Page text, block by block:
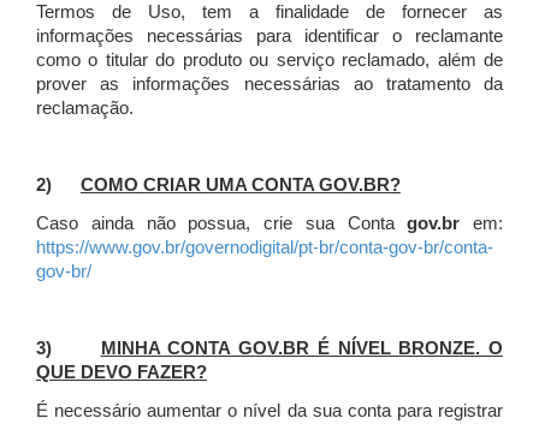
Termos de Uso, tem a finalidade de fornecer as
informações necessárias para identificar o reclamante
como o titular do produto ou serviço reclamado, além de
prover as informações necessárias ao tratamento da
reclamação.
2) COMO CRIAR UMA CONTA GOV.BR?
Caso ainda não possua, crie sua Contagov.br em:
https://www.gov.br/governodigital/pt-br/conta-gov-br/conta-
gov-br/
3)
MINHA CONTA GOV.BR É NÍVEL BRONZE. O
QUE DEVO FAZER?
É necessário aumentar o nível da sua conta para registrar